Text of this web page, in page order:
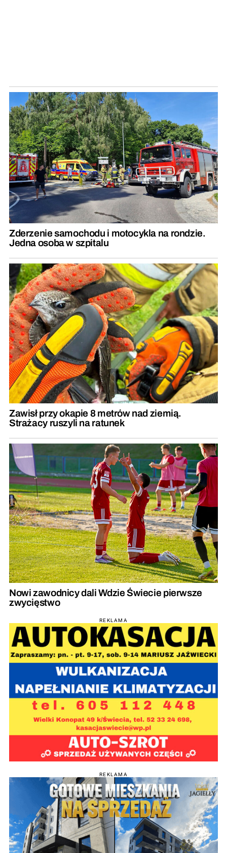
Zderzenie samochodu i motocykla na rondzie.
Jedna osoba w szpitalu
Zawisł przy okapie 8 metrów nad ziemią.
Strażacy ruszyli na ratunek
Nowi zawodnicy dali Wdzie Świecie pierwsze
zwycięstwo
REKLAMA
REKLAMA